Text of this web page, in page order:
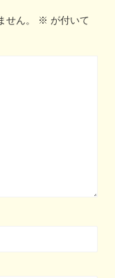
ん。 ※ が付いて